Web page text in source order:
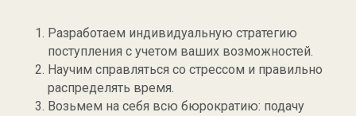
Разработаем индивидуальную стратегию
поступления с учетом ваших возможностей.
Научим справляться со стрессом и правильно
распределять время.
Возьмем на себя всю бюрократию: подачу